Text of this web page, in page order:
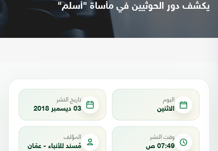
يكشف دور الحوثيين في مأساة "أسلم"
اليوم
الاثنين
تاريخ النشر
03 ديسمبر 2018
وقت النشر
07:49 ص
المؤلف
مُسند للأنباء - عمّان